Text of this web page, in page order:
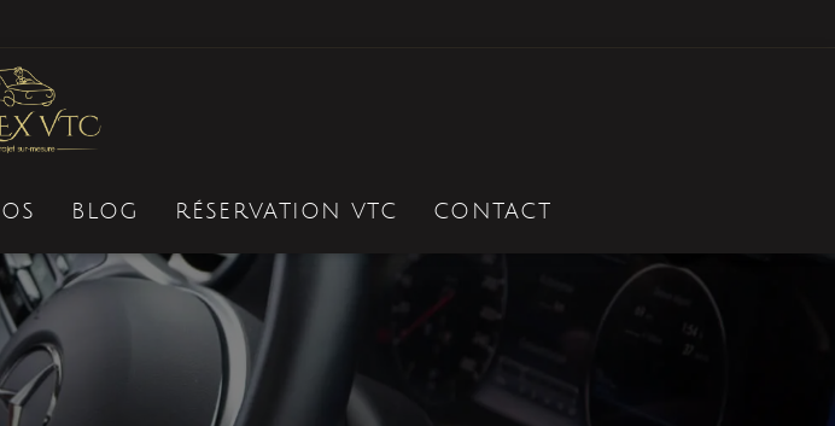
BLOG RÉSERVATION VTC CONTACT